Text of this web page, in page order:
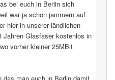
bei euch in Berlin sich
war ja schon jammern auf
hier in unserer ländlichen
Jahren Glasfaser kostenlos in
vorher kleiner 25MBit